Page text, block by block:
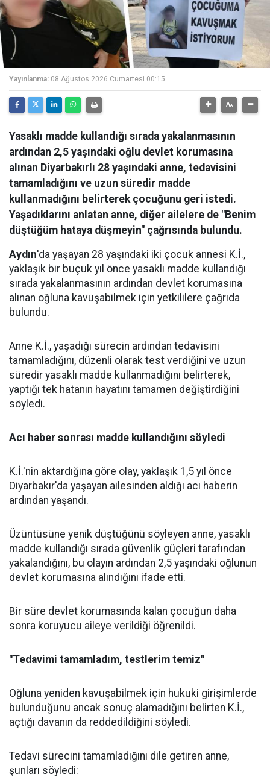
Yayınlanma: 08 Ağustos 2026 Cumartesi 00:15
Yasaklı madde kullandığı sırada yakalanmasının
ardından 2,5 yaşındaki oğlu devlet korumasına
alınan Diyarbakırlı 28 yaşındaki anne, tedavisini
tamamladığını ve uzun süredir madde
kullanmadığını belirterek çocuğunu geri istedi.
Yaşadıklarını anlatan anne, diğer ailelere de "Benim
düştüğüm hataya düşmeyin" çağrısında bulundu.
Aydın'da yaşayan 28 yaşındaki iki çocuk annesi K.İ.,
yaklaşık bir buçuk yıl önce yasaklı madde kullandığı
sırada yakalanmasının ardından devlet korumasına
alınan oğluna kavuşabilmek için yetkililere çağrıda
bulundu.
Anne K.İ., yaşadığı sürecin ardından tedavisini
tamamladığını, düzenli olarak test verdiğini ve uzun
süredir yasaklı madde kullanmadığını belirterek,
yaptığı tek hatanın hayatını tamamen değiştirdiğini
söyledi.
Acı haber sonrası madde kullandığını söyledi
K.İ.'nin aktardığına göre olay, yaklaşık 1,5 yıl önce
Diyarbakır'da yaşayan ailesinden aldığı acı haberin
ardından yaşandı.
Üzüntüsüne yenik düştüğünü söyleyen anne, yasaklı
madde kullandığı sırada güvenlik güçleri tarafından
yakalandığını, bu olayın ardından 2,5 yaşındaki oğlunun
devlet korumasına alındığını ifade etti.
Bir süre devlet korumasında kalan çocuğun daha
sonra koruyucu aileye verildiği öğrenildi.
"Tedavimi tamamladım, testlerim temiz"
Oğluna yeniden kavuşabilmek için hukuki girişimlerde
bulunduğunu ancak sonuç alamadığını belirten K.İ.,
açtığı davanın da reddedildiğini söyledi.
Tedavi sürecini tamamladığını dile getiren anne,
şunları söyledi: